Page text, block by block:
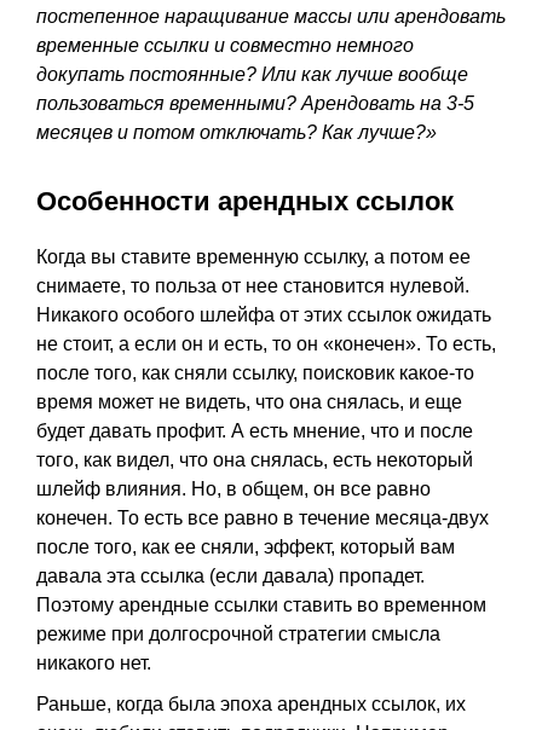
постепенное наращивание массы или арендовать
временные ссылки и совместно немного
докупать постоянные? Или как лучше вообще
пользоваться временными? Арендовать на 3-5
месяцев и потом отключать? Как лучше?»
Особенности арендных ссылок
Когда вы ставите временную ссылку, а потом ее
снимаете, то польза от нее становится нулевой.
Никакого особого шлейфа от этих ссылок ожидать
не стоит, а если он и есть, то он «конечен». То есть,
после того, как сняли ссылку, поисковик какое-то
время может не видеть, что она снялась, и еще
будет давать профит. А есть мнение, что и после
того, как видел, что она снялась, есть некоторый
шлейф влияния. Но, в общем, он все равно
конечен. То есть все равно в течение месяца-двух
после того, как ее сняли, эффект, который вам
давала эта ссылка (если давала) пропадет.
Поэтому арендные ссылки ставить во временном
режиме при долгосрочной стратегии смысла
никакого нет.
Раньше, когда была эпоха арендных ссылок, их